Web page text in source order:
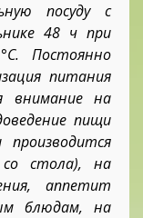
посуду с
48 ч при
Постоянно
питания
внимание на
пищи
со стола), на
аппетит
блюдам, на